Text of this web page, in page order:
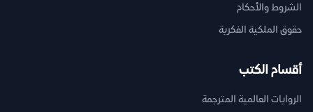
الشروط والأحكام
حقوق الملكية الفكرية
أقسام الكتب
الروايات العالمية المترجمة